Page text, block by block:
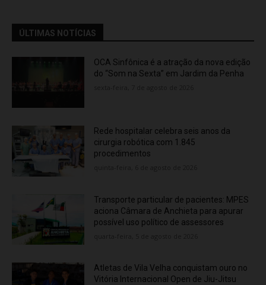
ÚLTIMAS NOTÍCIAS
OCA Sinfônica é a atração da nova edição
do “Som na Sexta” em Jardim da Penha
Rede hospitalar celebra seis anos da
cirurgia robótica com 1.845
procedimentos
Transporte particular de pacientes: MPES
aciona Câmara de Anchieta para apurar
possível uso político de assessores
Atletas de Vila Velha conquistam ouro no
Vitória Internacional Open de Jiu-Jitsu